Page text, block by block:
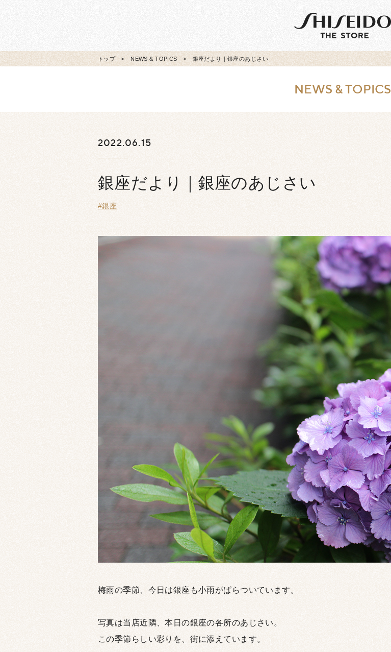
トップ NEWS & TOPICS 銀座だより｜銀座のあじさい
NEWS & TOPICS
2022.06.15
銀座だより｜銀座のあじさい
#銀座
梅雨の季節、今日は銀座も小雨がぱらついています。
写真は当店近隣、本日の銀座の各所のあじさい。
この季節らしい彩りを、街に添えています。